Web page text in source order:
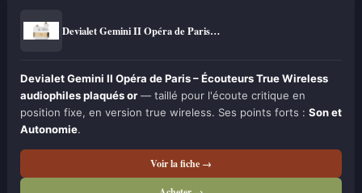
Devialet Gemini II Opéra de Paris…
Devialet Gemini II Opéra de Paris – Écouteurs True Wireless
audiophiles plaqués or— taillé pour l'écoute critique en
position fixe, en version true wireless. Ses points forts : Son et
Autonomie.
Voir la fiche →